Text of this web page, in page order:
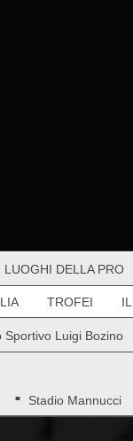
LUOGHI DELLA PRO
TROFEI
Sportivo Luigi Bozino
Stadio Mannucci